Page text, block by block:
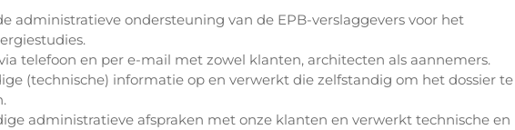
administratieve ondersteuning van de EPB-verslaggevers voor het
telefoon en per e-mail met zowel klanten, architecten als aannemers.
(technische) informatie op en verwerkt die zelfstandig om het dossier te
administratieve afspraken met onze klanten en verwerkt technische en